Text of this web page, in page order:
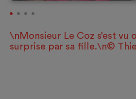
\nMonsieur Le Coz s’est vu
surprise par sa fille.\n©